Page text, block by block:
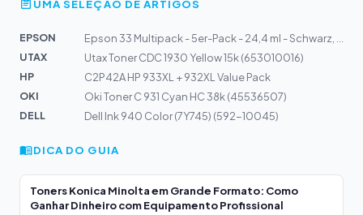
UMA SELEÇÃO DE ARTIGOS
EPSON
UTAX
Utax Toner CDC 1930 Yellow 15k (653010016)
HP
C2P42A HP 933XL + 932XL Value Pack
OKI
Oki Toner C 931 Cyan HC 38k (45536507)
DELL
Dell Ink 940 Color (7Y745) (592-10045)
DICA DO GUIA
Toners Konica Minolta em Grande Formato: Como
Ganhar Dinheiro com Equipamento Profissional